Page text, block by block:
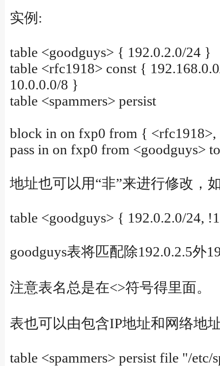
实例:
table <goodguys> { 192.0.2.0/24 }
table <rfc1918> const {
10.0.0.0/8 }
table <spammers> persist
block in on fxp0 from { <rfc1918>,
pass in on fxp0 from <goodguys>
地址也可以用“非”来进行修改，
table <goodguys> { 192.0.2.0/24,
goodguys表将匹配除192.0.2.5外
注意表名总是在<>符号得里面。
表也可以由包含IP地址和网络地
table <spammers> persist file "/etc/